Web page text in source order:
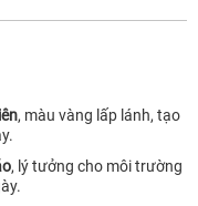
, màu vàng lấp lánh, tạo
, lý tưởng cho môi trường